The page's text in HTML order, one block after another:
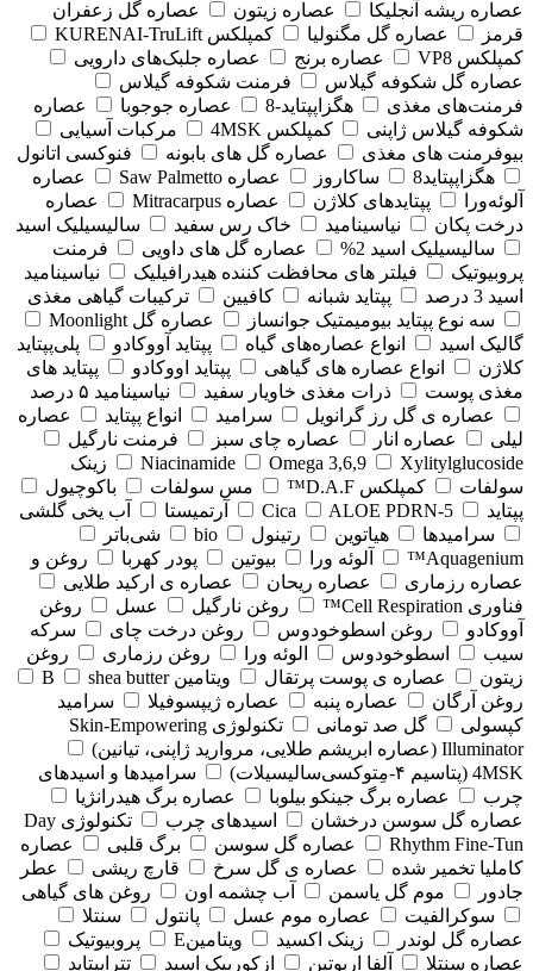
عصاره ریشه آنجلیکا
عصاره زیتون
عصاره گل زعفران
قرمز
عصاره گل مگنولیا
کمپلکس KURENAI-TruLift
کمپلکس VP8
عصاره برنج
عصاره جلبک‌های دارویی
عصاره گل شکوفه گیلاس
فرمنت شکوفه گیلاس
فرمنت‌های مغذی
هگزاپپتاید-8 عصاره جوجوبا
عصاره
شکوفه گیلاس ژاپنی
کمپلکس 4MSK
مرکبات آسیایی
بیوفرمنت های مغذی
عصاره گل های بابونه
فنوکسی اتانول
هگزاپپتاید8
ساکاروز عصاره Saw Palmetto
عصاره
آلوئه‌ورا
پپتایدهای کلاژن عصاره Mitracarpus
عصاره
درخت پکان
نیاسینامید خاک رس سفید
سالیسیلیک اسید
سالیسیلیک اسید 2%
عصاره گل های داویی
فرمنت
پروبیوتیک
فیلتر های محافظت کننده هیدرافیلیک
نیاسینامید
اسید 3 درصد
پپتاید شبانه کافیین
ترکیبات گیاهی مغذی
سه نوع پپتاید بیومیمتیک جوانساز
عصاره گل Moonlight
گالیک اسید
انواع عصاره‌های گیاه پپتاید آووکادو
پلی‌پپتاید
کلاژن
انواع عصاره های گیاهی پپتاید اووکادو
پپتاید های
مغذی پوست
ذرات مغذی خاویار سفید
نیاسینامید ۵ درصد
عصاره ی گل رز گرانویل
سرامید انواع پپتاید
عصاره
لیلی
عصاره انار عصاره چای سبز
فرمنت نارگیل
Niacinamide
Omega 3,6,9 Xylitylglucoside
زینک
سولفات
کمپلکس D.A.F™ مس سولفات
باکوچیول
پپتاید
5-Cica
ALOE PDRN آرتمیستا
آب یخی گلشی
سرامیدها
هیاتوین رتینول bio
شی‌باتر
Aquagenium™
آلوئه ورا بیوتین پودر کهربا
روغن و
عصاره رزماری
عصاره ریحان
عصاره ی ارکید طلایی
فناوری Cell Respiration™
روغن نارگیل عسل
روغن
آووکادو
روغن اسطوخودوس روغن درخت چای
سرکه
سیب
اسطوخودوس الوئه ورا روغن رزماری
روغن
زیتون
عصاره ی پوست پرتقال ویتامین Bshea butter
روغن آرگان
عصاره پنبه عصاره ژیپسوفیلا
سرامید
کپسولی
گل صد تومانی
تکنولوژی Skin-Empowering
Illuminator (عصاره ابریشم طلایی، مروارید ژاپنی، تیانین)
4MSK (پتاسیم ۴‑مِتوکسی‌سالیسیلات)
سرامیدها و اسیدهای
چرب
عصاره برگ جینکو بیلوبا
عصاره برگ هیدرانژیا
عصاره گل سوسن درخشان
اسیدهای چرب
تکنولوژی Day
Rhythm Fine‑Tun
عصاره گل سوسن برگ قلبی
عصاره
کاملیا تخمیر شده
عصاره ی گل سرخ قارچ ریشی
عطر
جادور
موم گل یاسمن آب چشمه اون
روغن های گیاهی
سوکرالفیت
عصاره موم عسل پانتول
سنتلا
عصاره گل لوندر
زینک اکسید ویتامینE
پروبیوتیک
عصاره سنتلا
آلفا اربوتین ازکوربیک اسید تتراپپتاید